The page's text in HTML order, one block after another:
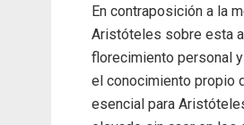
En contraposición a la
Aristóteles sobre esta
florecimiento personal
el conocimiento propio
esencial para